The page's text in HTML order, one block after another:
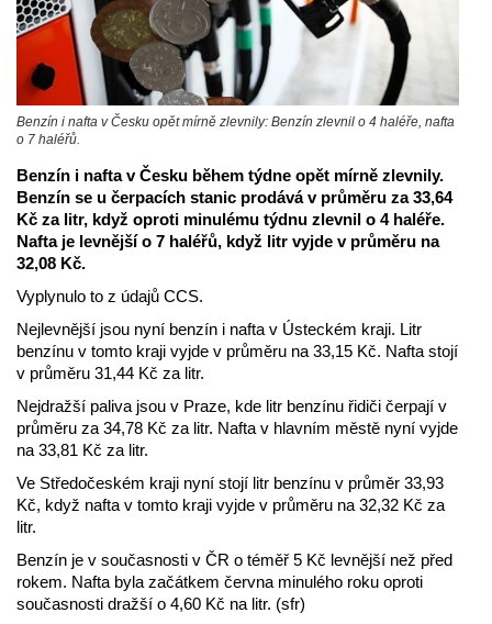
Benzín i nafta v Česku opět mírně zlevnily: Benzín zlevnil o 4 haléře, nafta
o 7 haléřů.
Benzín i nafta v Česku během týdne opět mírně zlevnily.
Benzín se u čerpacích stanic prodává v průměru za 33,64
Kč za litr, když oproti minulému týdnu zlevnil o 4 haléře.
Nafta je levnější o 7 haléřů, když litr vyjde v průměru na
32,08 Kč.
Vyplynulo to z údajů CCS.
Nejlevnější jsou nyní benzín i nafta v Ústeckém kraji. Litr
benzínu v tomto kraji vyjde v průměru na 33,15 Kč. Nafta stojí
v průměru 31,44 Kč za litr.
Nejdražší paliva jsou v Praze, kde litr benzínu řidiči čerpají v
průměru za 34,78 Kč za litr. Nafta v hlavním městě nyní vyjde
na 33,81 Kč za litr.
Ve Středočeském kraji nyní stojí litr benzínu v průměr 33,93
Kč, když nafta v tomto kraji vyjde v průměru na 32,32 Kč za
litr.
Benzín je v současnosti v ČR o téměř 5 Kč levnější než před
rokem. Nafta byla začátkem června minulého roku oproti
současnosti dražší o 4,60 Kč na litr. (sfr)